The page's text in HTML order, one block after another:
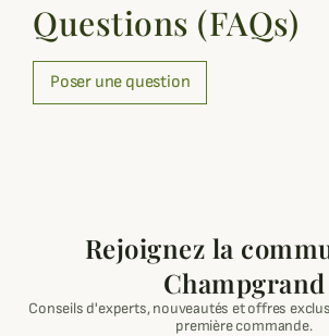
Questions (FAQs)
Poser une question
Rejoignez la
Champgrand
Conseils d'experts, nouveautés et offres
première commande.